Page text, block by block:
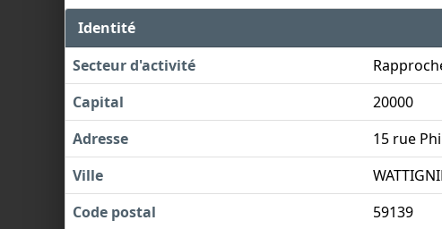
Identité
Secteur d'activité
Capital
20000
Adresse
15 rue
Ville
Code postal
59139